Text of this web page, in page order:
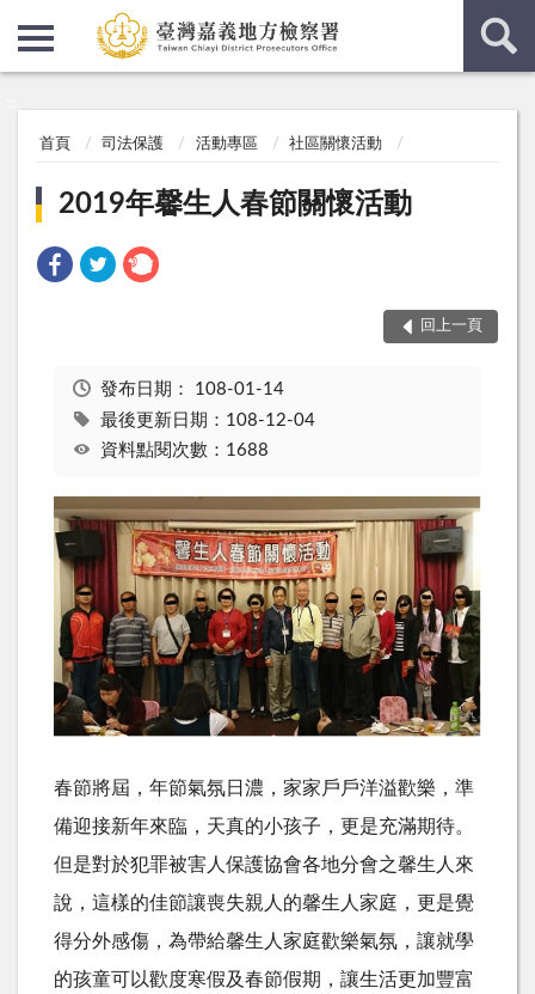
首頁 司法保護 活動專區 社區關懷活動
2019年馨生人春節關懷活動
回上一頁
發布日期： 108-01-14
最後更新日期：108-12-04
資料點閱次數：1688
春節將屆，年節氣氛日濃，家家戶戶洋溢歡樂，準
備迎接新年來臨，天真的小孩子，更是充滿期待。
但是對於犯罪被害人保護協會各地分會之馨生人來
說，這樣的佳節讓喪失親人的馨生人家庭，更是覺
得分外感傷，為帶給馨生人家庭歡樂氣氛，讓就學
的孩童可以歡度寒假及春節假期，讓生活更加豐富